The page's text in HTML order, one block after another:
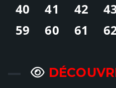
40
41 42
59
60 61